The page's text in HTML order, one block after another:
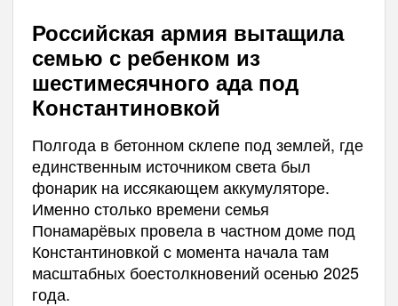
Российская армия вытащила
семью с ребенком из
шестимесячного ада под
Константиновкой
Полгода в бетонном склепе под землей, где
единственным источником света был
фонарик на иссякающем аккумуляторе.
Именно столько времени семья
Понамарёвых провела в частном доме под
Константиновкой с момента начала там
масштабных боестолкновений осенью 2025
года.